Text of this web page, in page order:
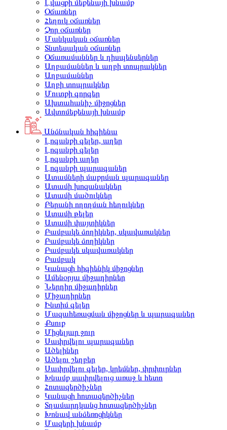
Լվացքի մեքենայի խնամք
Օճառներ
Հեղուկ օճառներ
Չոր օճառներ
Մանկական օճառներ
Տնտեսական օճառներ
Օճառամաններ և դիսպենսերներ
Աղբամաններ և աղբի տոպրակներ
Աղբամաններ
Աղբի տոպրակներ
Մուտքի գորգեր
Ախտահանիչ միջոցներ
Ավտոմեքենայի խնամք
Անձնական հիգիենա
Լոգանքի գելեր, աղեր
Լոգանքի գելեր
Լոգանքի աղեր
Լոգանքի պարագաներ
Ատամների մաքրման պարագաներ
Ատամի խոզանակներ
Ատամի մածուկներ
Բերանի ողողման հեղուկներ
Ատամի թելեր
Ատամի փայտիկներ
Բամբակե ձողիկներ, սկավառակներ
Բամբակե ձողիկներ
Բամբակե սկավառակներ
Բամբակ
Կանացի հիգիենիկ միջոցներ
Ամենօրյա միջադիրներ
Ներդիր միջադիրներ
Միջադիրներ
Ինտիմ գելեր
Մազահեռացման միջոցներ և պարագաներ
Քսուք
Միցելյար ջուր
Սափրվելու պարագաներ
Ածելիներ
Ածելու շեղբեր
Սափրվելու գելեր, կրեմներ, փրփուրներ
Խնամք սափրվելուց առաջ և հետո
Հոտազերծիչներ
Կանացի հոտազերծիչներ
Տղամարդկանց հոտազերծիչներ
Խոնավ անձեռոցիկներ
Մազերի խնամք